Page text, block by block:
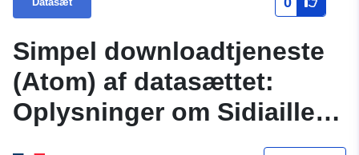
Simpel downloadtjeneste
(Atom) af datasættet:
Oplysninger om Sidiailles
kommunes POS (dok. af